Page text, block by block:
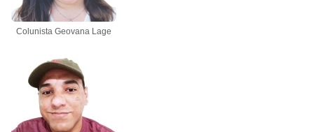
Colunista Geovana Lage